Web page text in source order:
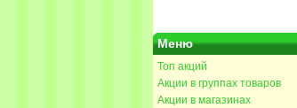
Меню
Топ акций
Акции в группах товаров
Акции в магазинах